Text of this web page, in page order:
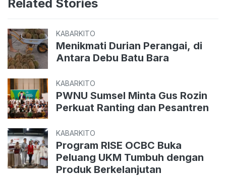
Related Stories
KABARKITO
Menikmati Durian Perangai, di
Antara Debu Batu Bara
KABARKITO
PWNU Sumsel Minta Gus Rozin
Perkuat Ranting dan Pesantren
KABARKITO
Program RISE OCBC Buka
Peluang UKM Tumbuh dengan
Produk Berkelanjutan